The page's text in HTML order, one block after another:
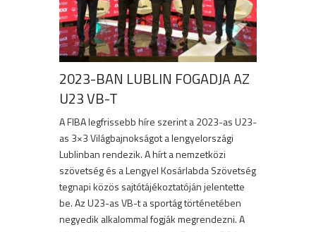
2023-BAN LUBLIN FOGADJA AZ
U23 VB-T
A FIBA legfrissebb híre szerint a 2023-as U23-
as 3×3 Világbajnokságot a lengyelországi
Lublinban rendezik. A hírt a nemzetközi
szövetség és a Lengyel Kosárlabda Szövetség
tegnapi közös sajtótájékoztatóján jelentette
be. Az U23-as VB-t a sportág történetében
negyedik alkalommal fogják megrendezni. A